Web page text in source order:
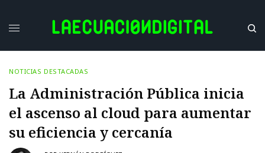
NOTICIAS DESTACADAS
La Administración Pública inicia
el ascenso al cloud para aumentar
su eficiencia y cercanía